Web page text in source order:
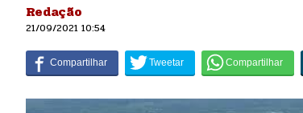
Redação
21/09/2021 10:54